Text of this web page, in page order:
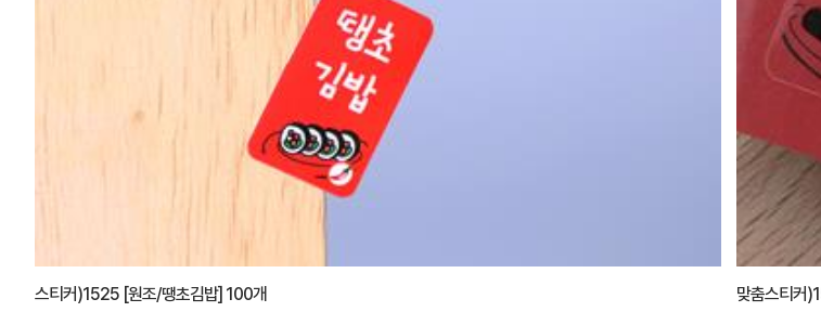
맞춤스티커)1525김밥 6px1000매 KP7치-둥근